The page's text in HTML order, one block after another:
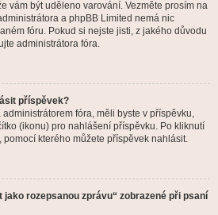
vám být uděleno varování. Vezměte prosím na
a phpBB Limited nemá nic
fóru. Pokud si nejste jisti, z jakého důvodu
administrátora fóra.
příspěvek?
fóra, měli byste v příspěvku,
(ikonu) pro nahlášení příspěvku. Po kliknutí
kterého můžete příspěvek nahlásit.
jako rozepsanou zprávu“ zobrazené při psaní